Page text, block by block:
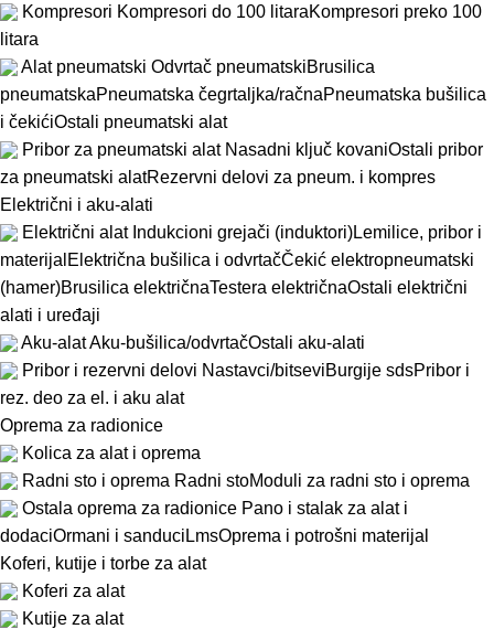
Kompresori Kompresori do 100 litaraKompresori preko 100
litara
Alat pneumatski Odvrtač pneumatskiBrusilica
pneumatskaPneumatska čegrtaljka/račnaPneumatska bušilica
i čekićiOstali pneumatski alat
Pribor za pneumatski alat Nasadni ključ kovaniOstali pribor
za pneumatski alatRezervni delovi za pneum. i kompres
Električni i aku-alati
Električni alat Indukcioni grejači (induktori)Lemilice, pribor i
materijal Električna bušilica i odvrtačČekić elektropneumatski
(hamer)Brusilica električnaTestera električnaOstali električni
alati i uređaji
Aku-alatAku-bušilica/odvrtačOstali aku-alati
Pribor i rezervni delovi Nastavci/bitseviBurgije sdsPribor i
rez. deo za el. i aku alat
Oprema za radionice
Kolica za alat i oprema
Radni sto i oprema Radni stoModuli za radni sto i oprema
Ostala oprema za radionice Pano i stalak za alat i
dodaciOrmani i sanduci LmsOprema i potrošni materijal
Koferi, kutije i torbe za alat
Koferi za alat
Kutije za alat